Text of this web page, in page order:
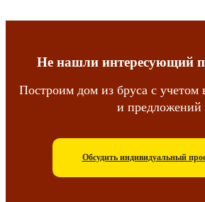
Не нашли интересующий
Построим дом из бруса с учетом
и предложений
Обсудить индивидуальный